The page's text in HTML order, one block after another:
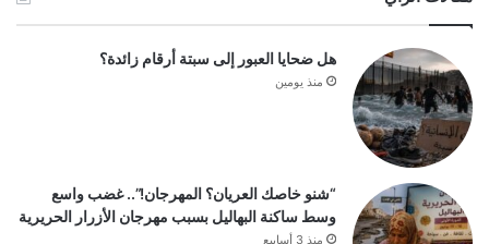
هل ضحايا العبور إلى سبتة أرقام زائدة؟
منذ يومين
“شنو خاصك العريان؟ المهرجان!”.. غضب واسع
وسط ساكنة البهاليل بسبب مهرجان الأزرار الحريرية
منذ 3 أسابيع